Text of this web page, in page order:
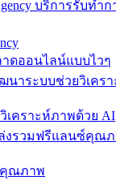
ดออนไลน์แบบไวๆ
คราะห์ภาพด้วย AI
ณภาพ